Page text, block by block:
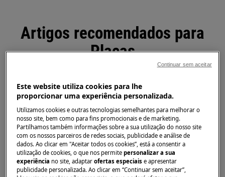
Artigos recomendados para
Placas
A ignição do meu fogão a gás continua a
produzir faíscas
Quais os utensílios de cozinha adequados
para zonas de cozedura com aquecimento
por indução?
Este website utiliza cookies para lhe
proporcionar uma experiência personalizada.
Utilizamos cookies e outras tecnologias semelhantes para melhorar o
nosso site, bem como para fins promocionais e de marketing.
Partilhamos também informações sobre a sua utilização do nosso site
com os nossos parceiros de redes sociais, publicidade e análise de
dados. Ao clicar em "Aceitar todos os cookies”, está a consentir a
utilização de cookies, o que nos permitepersonalizar a sua
experiência no site, adaptarofertas especiaise apresentar
publicidade personalizada. Ao clicar em “Continuar sem aceitar”,
Continuar sem aceitar